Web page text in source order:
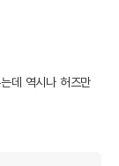
데 역시나 허즈만